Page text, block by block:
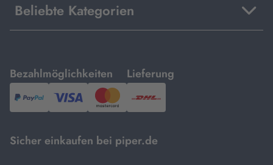
Beliebte Kategorien
Bezahlmöglichkeiten
mit
PayPal,Visa
und
Lieferung
mit
DHL.
Sicher einkaufen bei piper.de